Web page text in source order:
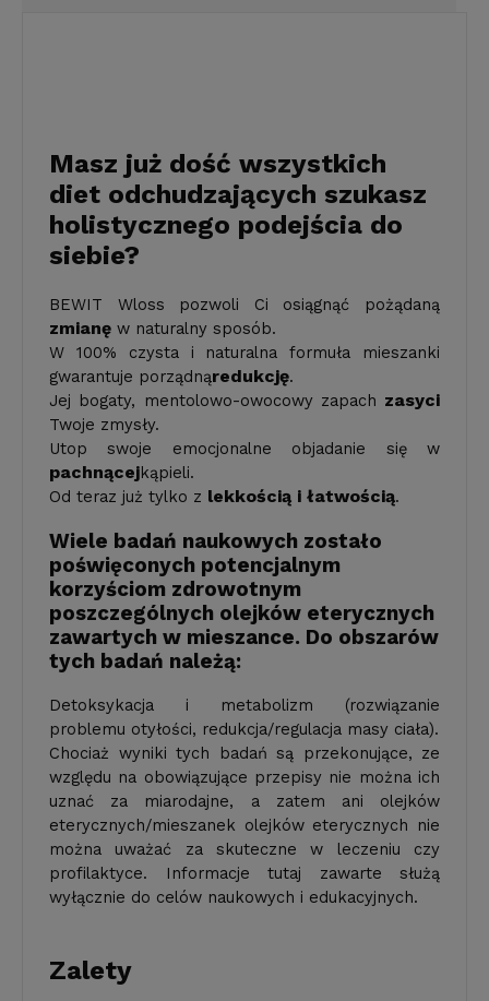
Masz już dość wszystkich
diet odchudzających szukasz
holistycznego podejścia do
siebie?
BEWIT Wloss pozwoli Ci osiągnąć pożądaną
zmianę w naturalny sposób.
W 100% czysta i naturalna formuła mieszanki
gwarantuje porządnąredukcję.
Jej bogaty, mentolowo-owocowy zapach zasyci
Twoje zmysły.
Utop swoje emocjonalne objadanie się w
pachnącejkąpieli.
Od teraz już tylko z lekkością i łatwością.
Wiele badań naukowych zostało
poświęconych potencjalnym
korzyściom zdrowotnym
poszczególnych olejków eterycznych
zawartych w mieszance. Do obszarów
tych badań należą:
Detoksykacja i metabolizm (rozwiązanie
problemu otyłości, redukcja/regulacja masy ciała).
Chociaż wyniki tych badań są przekonujące, ze
względu na obowiązujące przepisy nie można ich
uznać za miarodajne, a zatem ani olejków
eterycznych/mi­eszanek olejków eterycznych nie
można uważać za skuteczne w leczeniu czy
profilaktyce. Informacje tutaj zawarte służą
wyłącznie do celów naukowych i edukacyjnych.
Zalety